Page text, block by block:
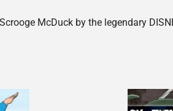
McDuck by the legendary